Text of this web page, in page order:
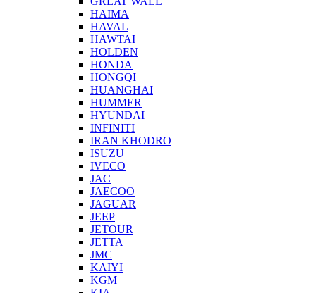
HAIMA
HAVAL
HAWTAI
HOLDEN
HONDA
HONGQI
HUANGHAI
HUMMER
HYUNDAI
INFINITI
IRAN KHODRO
ISUZU
IVECO
JAC
JAECOO
JAGUAR
JEEP
JETOUR
JETTA
JMC
KAIYI
KGM